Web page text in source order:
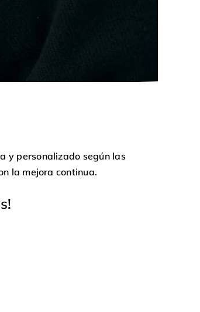
y personalizado según las
la mejora continua.